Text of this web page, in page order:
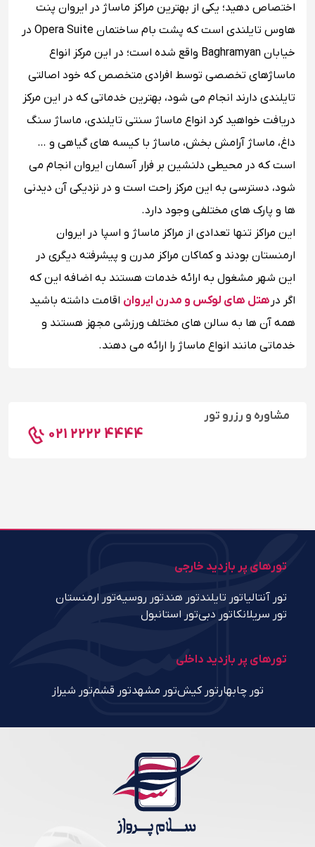
اختصاص دهید؛ یکی از بهترین مراکز ماساژ در ایروان پنت
هاوس تایلندی است که پشت بام ساختمان Opera Suite در
خیابان Baghramyan واقع شده است؛ در این مرکز انواع
ماساژهای تخصصی توسط افرادی متخصص که خود اصالتی
تایلندی دارند انجام می شود، بهترین خدماتی که در این مرکز
دریافت خواهید کرد انواع ماساژ سنتی تایلندی، ماساژ سنگ
داغ، ماساژ آرامش بخش، ماساژ با کیسه های گیاهی و …
است که در محیطی دلنشین بر فرار آسمان ایروان انجام می
شود، دسترسی به این مرکز راحت است و در نزدیکی آن دیدنی
ها و پارک های مختلفی وجود دارد.
این مراکز تنها تعدادی از مراکز ماساژ و اسپا در ایروان
ارمنستان بودند و کماکان مراکز مدرن و پیشرفته دیگری در
این شهر مشغول به ارائه خدمات هستند به اضافه این که
اگر در هتل های لوکس و مدرن ایروان اقامت داشته باشید
همه آن ها به سالن های مختلف ورزشی مجهز هستند و
خدماتی مانند انواع ماساژ را ارائه می دهند.
مشاوره و رزرو تور
021 2222 4444
تورهای پر بازدید خارجی
تور آنتالیاتور تایلندتور هندتور روسیهتور ارمنستان
تور سریلانکاتور دبیتور استانبول
تورهای پر بازدید داخلی
تور چابهار تور کیشتور مشهدتور قشمتور شیراز